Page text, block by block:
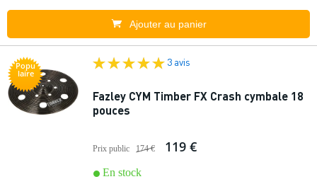
Ajouter au panier
Popu
laire
3 avis
Fazley CYM Timber FX Crash cymbale 18
pouces
Prix public 174 € 119 €
En stock